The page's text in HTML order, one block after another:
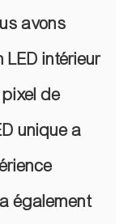
avons
LED intérieur
de
unique a
également